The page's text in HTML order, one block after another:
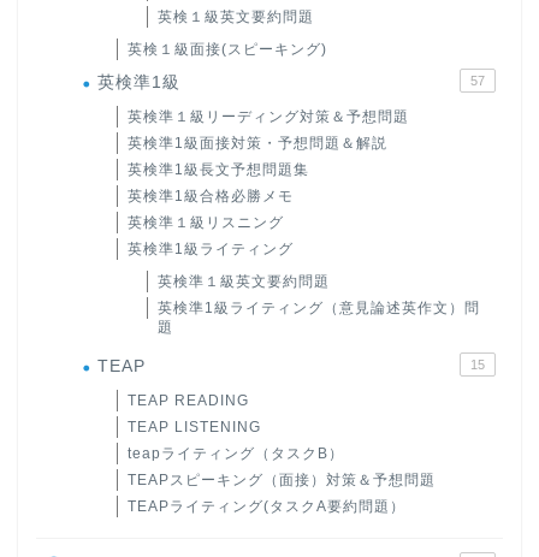
英検１級英文要約問題
英検１級面接(スピーキング)
英検準1級 57
英検準１級リーディング対策＆予想問題
英検準1級面接対策・予想問題＆解説
英検準1級長文予想問題集
英検準1級合格必勝メモ
英検準１級リスニング
英検準1級ライティング
英検準１級英文要約問題
英検準1級ライティング（意見論述英作文）問
題
TEAP 15
TEAP READING
TEAP LISTENING
teapライティング（タスクB）
TEAPスピーキング（面接）対策＆予想問題
TEAPライティング(タスクA要約問題）